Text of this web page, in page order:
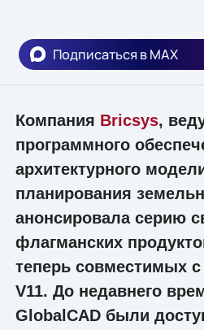
Подписаться в MAX
Компания Bricsys,
программного
архитектурного
планирования
анонсировала серию
флагманских
теперь совместимых
V11. До недавнего
GlobalCAD были